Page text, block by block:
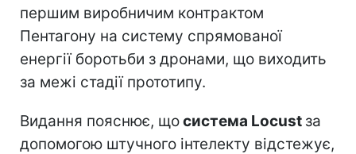
першим виробничим контрактом
Пентагону на систему спрямованої
енергії боротьби з дронами, що виходить
за межі стадії прототипу.
Видання пояснює, щосистема Locust за
допомогою штучного інтелекту відстежує,